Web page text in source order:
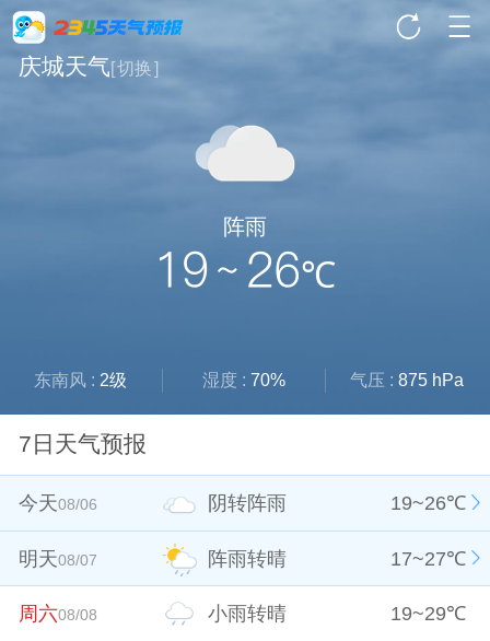
庆城天气[切换]
阵雨
19 ~ 26℃
东南风 : 2级 湿度 : 70% 气压 : 875 hPa
7日天气预报
今天08/06 阴转阵雨 19~26℃
明天08/07 阵雨转晴 17~27℃
周六08/08 小雨转晴 19~29℃